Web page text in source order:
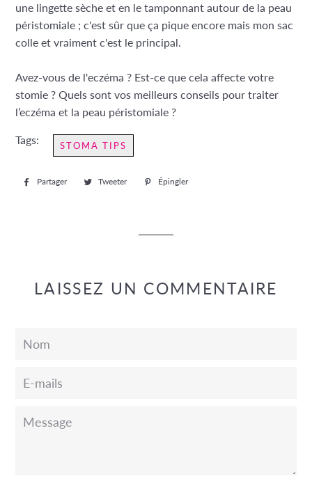
une lingette sèche et en le tamponnant autour de la peau
péristomiale ; c'est sûr que ça pique encore mais mon sac
colle et vraiment c'est le principal.
Avez-vous de l'eczéma ? Est-ce que cela affecte votre
stomie ? Quels sont vos meilleurs conseils pour traiter
l’eczéma et la peau péristomiale ?
Tags: STOMA TIPS
Partager
PartagerTweeter
TweeterÉpingler
LAISSEZ UN COMMENTAIRE
Nom
E-
Message